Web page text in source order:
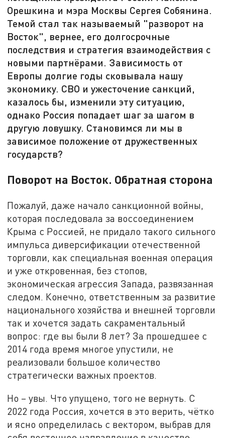
Орешкина и мэра Москвы Сергея Собянина.
Темой стал так называемый "разворот на
Восток", вернее, его долгосрочные
последствия и стратегия взаимодействия с
новыми партнёрами. Зависимость от
Европы долгие годы сковывала нашу
экономику. СВО и ужесточение санкций,
казалось бы, изменили эту ситуацию,
однако Россия попадает шаг за шагом в
другую ловушку. Становимся ли мы в
зависимое положение от дружественных
государств?
Поворот на Восток. Обратная сторона
Пожалуй, даже начало санкционной войны,
которая последовала за воссоединением
Крыма с Россией, не придало такого сильного
импульса диверсификации отечественной
торговли, как специальная военная операция
и уже откровенная, без стопов,
экономическая агрессия Запада, развязанная
следом. Конечно, ответственным за развитие
национального хозяйства и внешней торговли
так и хочется задать сакраментальный
вопрос: где вы были 8 лет? За прошедшее с
2014 года время многое упустили, не
реализовали большое количество
стратегически важных проектов.
Но – увы. Что упущено, того не вернуть. С
2022 года Россия, хочется в это верить, чётко
и ясно определилась с вектором, выбрав для